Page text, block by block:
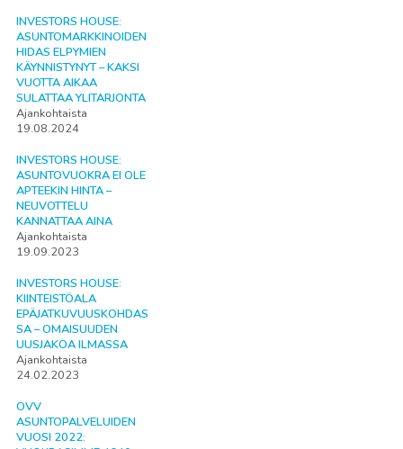
INVESTORS HOUSE:
ASUNTOMARKKINOIDEN
HIDAS ELPYMIEN
KÄYNNISTYNYT – KAKSI
VUOTTA AIKAA
SULATTAA YLITARJONTA
Ajankohtaista
19.08.2024
INVESTORS HOUSE:
ASUNTOVUOKRA EI OLE
APTEEKIN HINTA –
NEUVOTTELU
KANNATTAA AINA
Ajankohtaista
19.09.2023
INVESTORS HOUSE:
KIINTEISTÖALA
EPÄJATKUVUUSKOHDAS
SA – OMAISUUDEN
UUSJAKOA ILMASSA
Ajankohtaista
24.02.2023
OVV
ASUNTOPALVELUIDEN
VUOSI 2022: